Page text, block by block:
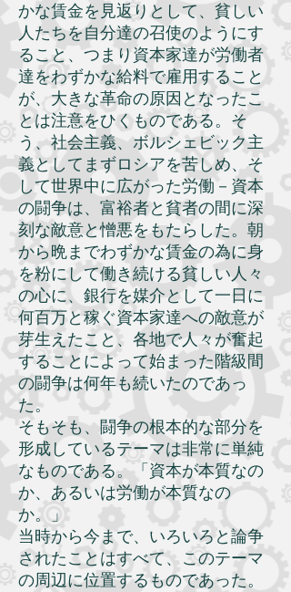
かな賃金を見返りとして、貧しい
人たちを自分達の召使のようにす
ること、つまり資本家達が労働者
達をわずかな給料で雇用すること
が、大きな革命の原因となったこ
とは注意をひくものである。そ
う、社会主義、ボルシェビック主
義としてまずロシアを苦しめ、そ
して世界中に広がった労働－資本
の闘争は、富裕者と貧者の間に深
刻な敵意と憎悪をもたらした。朝
から晩までわずかな賃金の為に身
を粉にして働き続ける貧しい人々
の心に、銀行を媒介として一日に
何百万と稼ぐ資本家達への敵意が
芽生えたこと、各地で人々が奮起
することによって始まった階級間
の闘争は何年も続いたのであっ
た。
そもそも、闘争の根本的な部分を
形成しているテーマは非常に単純
なものである。「資本が本質なの
か、あるいは労働が本質なの
か。」
当時から今まで、いろいろと論争
されたことはすべて、このテーマ
の周辺に位置するものであった。